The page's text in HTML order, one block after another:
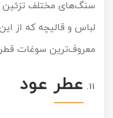
سنگ‌های مختلف تزئین
لباس و قالیچه که از
معروف‌ترین سوغات قطر
عطر عود